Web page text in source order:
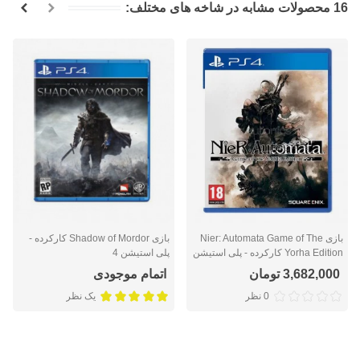
16 محصولات مشابه در شاخه های مختلف:
بازی Nier: Automata Game of The
Yorha Edition کارکرده - پلی استیشن
4
3,682,000 تومان
0 نظر
بازی Shadow of Mordor کارکرده -
پلی استیشن 4
اتمام موجودی
یک نظر